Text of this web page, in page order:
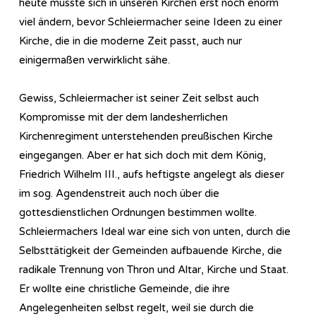
heute müsste sich in unseren Kirchen erst noch enorm
viel ändern, bevor Schleiermacher seine Ideen zu einer
Kirche, die in die moderne Zeit passt, auch nur
einigermaßen verwirklicht sähe.
Gewiss, Schleiermacher ist seiner Zeit selbst auch
Kompromisse mit der dem landesherrlichen
Kirchenregiment unterstehenden preußischen Kirche
eingegangen. Aber er hat sich doch mit dem König,
Friedrich Wilhelm III., aufs heftigste angelegt als dieser
im sog. Agendenstreit auch noch über die
gottesdienstlichen Ordnungen bestimmen wollte.
Schleiermachers Ideal war eine sich von unten, durch die
Selbsttätigkeit der Gemeinden aufbauende Kirche, die
radikale Trennung von Thron und Altar, Kirche und Staat.
Er wollte eine christliche Gemeinde, die ihre
Angelegenheiten selbst regelt, weil sie durch die